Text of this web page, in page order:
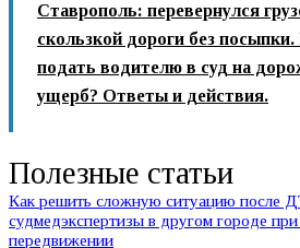
Ставрополь: перевернулся
скользкой дороги без
подать водителю в суд на
ущерб? Ответы и действия.
Полезные статьи
Как решить сложную ситуацию после
судмедэкспертизы в другом городе при
передвижении